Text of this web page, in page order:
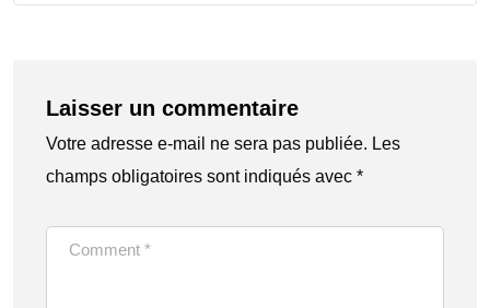
Laisser un commentaire
Votre adresse e-mail ne sera pas publiée. Les
champs obligatoires sont indiqués avec *